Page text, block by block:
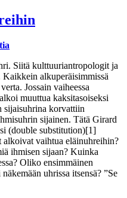
Siitä kulttuuriantropologit ja
alkuperäisimmissä
Jossain vaiheessa
muuttua kaksitasoiseksi
sijaisuhrina korvattiin
sijainen. Tätä Girard
(double substitution)[1]
vaihtua eläinuhreihin?
ihmisen sijaan? Kuinka
Oliko ensimmäinen
uhrissa itsensä? ”Se